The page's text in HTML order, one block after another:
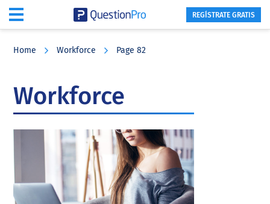
REGÍSTRATE GRATIS
Home Workforce Page 82
Workforce